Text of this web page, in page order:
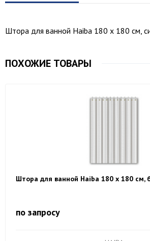
Штора для ванной Haiba 180 х 180 см,
ПОХОЖИЕ ТОВАРЫ
Штора для ванной Haiba 180 х 180 см,
по запросу